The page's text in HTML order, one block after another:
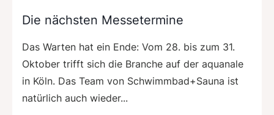
Die nächsten Messetermine
Das Warten hat ein Ende: Vom 28. bis zum 31.
Oktober trifft sich die Branche auf der aquanale
in Köln. Das Team von Schwimmbad+Sauna ist
natürlich auch wieder...